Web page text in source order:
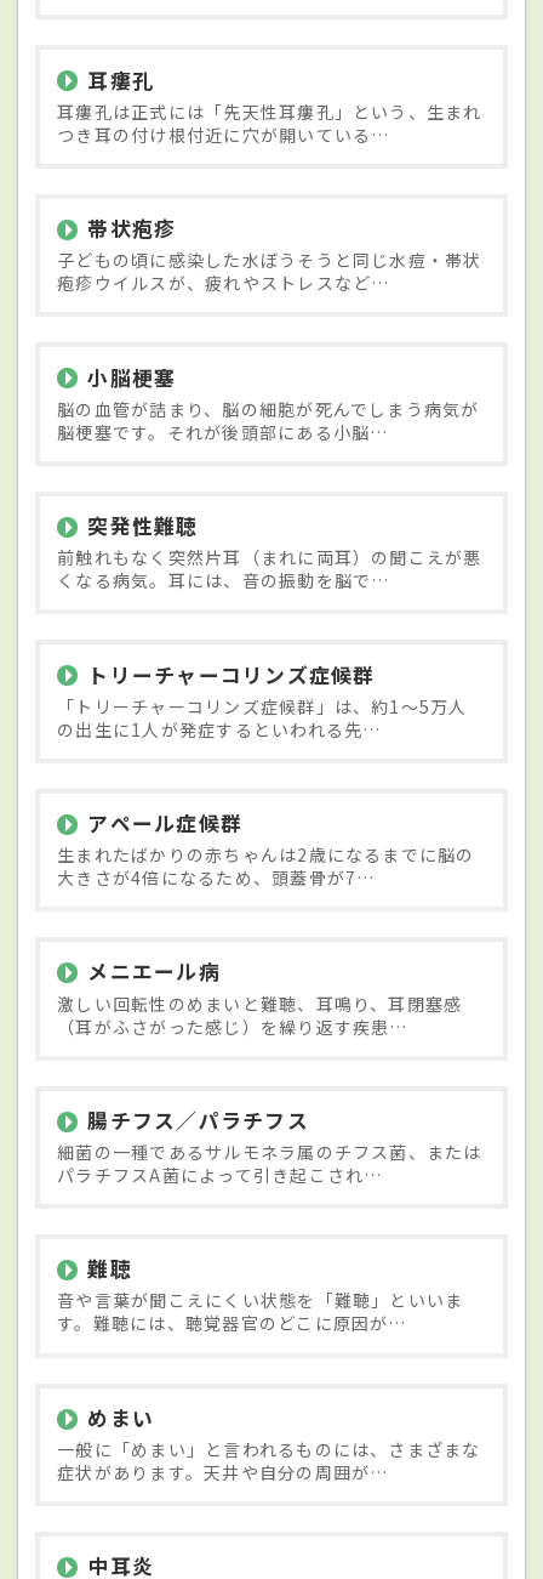
耳瘻孔
耳瘻孔は正式には「先天性耳瘻孔」という、生まれ
つき耳の付け根付近に穴が開いている…
帯状疱疹
子どもの頃に感染した水ぼうそうと同じ水痘・帯状
疱疹ウイルスが、疲れやストレスなど…
小脳梗塞
脳の血管が詰まり、脳の細胞が死んでしまう病気が
脳梗塞です。それが後頭部にある小脳…
突発性難聴
前触れもなく突然片耳（まれに両耳）の聞こえが悪
くなる病気。耳には、音の振動を脳で…
トリーチャーコリンズ症候群
「トリーチャーコリンズ症候群」は、約1～5万人
の出生に1人が発症するといわれる先…
アペール症候群
生まれたばかりの赤ちゃんは2歳になるまでに脳の
大きさが4倍になるため、頭蓋骨が7…
メニエール病
激しい回転性のめまいと難聴、耳鳴り、耳閉塞感
（耳がふさがった感じ）を繰り返す疾患…
腸チフス／パラチフス
細菌の一種であるサルモネラ属のチフス菌、または
パラチフスA菌によって引き起こされ…
難聴
音や言葉が聞こえにくい状態を「難聴」といいま
す。難聴には、聴覚器官のどこに原因が…
めまい
一般に「めまい」と言われるものには、さまざまな
症状があります。天井や自分の周囲が…
中耳炎